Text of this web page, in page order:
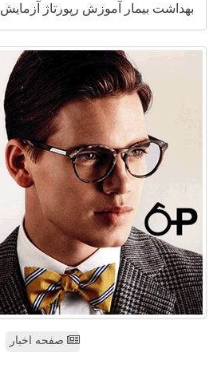
بهداشت بیمار آموزش رپورتاژ آزمایش
صفحه اخبار